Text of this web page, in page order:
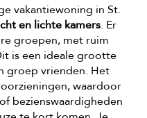
vakantiewoning in St.
en lichte kamers. Er
groepen, met ruim
is een ideale grootte
groep vrienden. Het
waardoor
bezienswaardigheden